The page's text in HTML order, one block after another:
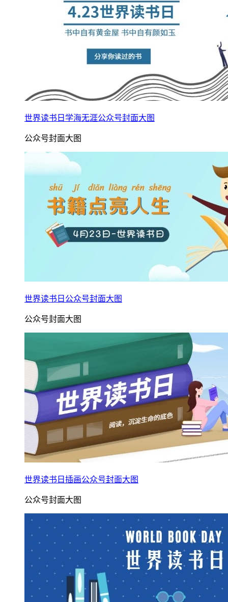
世界读书日学海无涯公众号封面大图
公众号封面大图
世界读书日公众号封面大图
公众号封面大图
世界读书日插画公众号封面大图
公众号封面大图